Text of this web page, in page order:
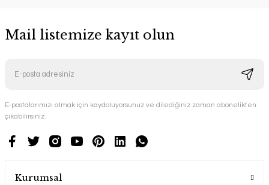
Mail listemize kayıt olun
E-postalarımızı almak için kaydoluyorsunuz ve dilediğiniz zaman abonelikten
çıkabilirsiniz.
Kurumsal